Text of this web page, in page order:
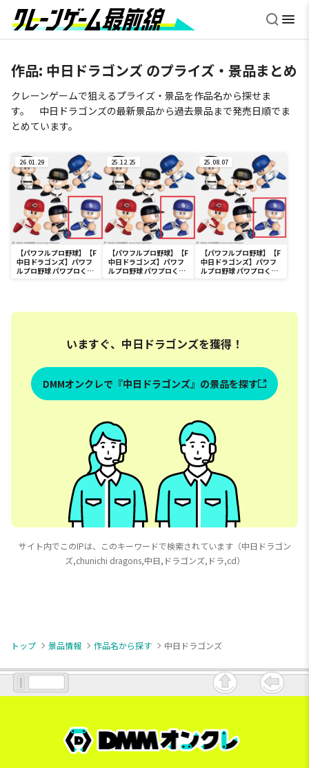
作品: 中日ドラゴンズ のプライズ・景品まとめ
クレーンゲームで狙えるプライズ・景品を作品名から探せま
す。 中日ドラゴンズの最新景品から過去景品まで発売日順でま
とめています。
26.01.29
【パワフルプロ野球】【F
中日ドラゴンズ】パワフ
ルプロ野球 パワプロくん
25.12.25
【パワフルプロ野球】【F
中日ドラゴンズ】パワフ
ルプロ野球 パワプロくん
25.08.07
【パワフルプロ野球】【F
中日ドラゴンズ】パワフ
ルプロ野球 パワプロくん
いますぐ、中日ドラゴンズを獲得！
DMMオンクレで『中日ドラゴンズ』の景品を探す
サイト内でこのIPは、このキーワードで検索されています（中日ドラゴン
ズ,chunichi dragons,中日,ドラゴンズ,ドラ,cd）
トップ 景品情報 作品名から探す 中日ドラゴンズ